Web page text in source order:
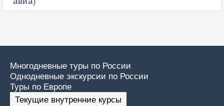
Многодневные туры по России
Однодневные экскурсии по России
Туры по Европе
Текущие внутренние курсы